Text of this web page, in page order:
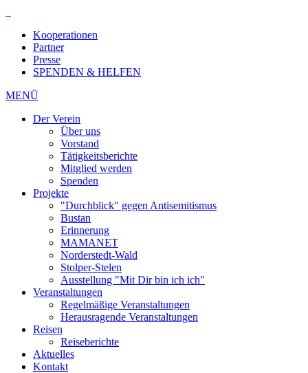
Kooperationen
Partner
Presse
SPENDEN & HELFEN
MENÜ
Der Verein
Über uns
Vorstand
Tätigkeitsberichte
Mitglied werden
Spenden
Projekte
"Durchblick" gegen Antisemitismus
Bustan
Erinnerung
MAMANET
Norderstedt-Wald
Stolper-Stelen
Ausstellung "Mit Dir bin ich ich"
Veranstaltungen
Regelmäßige Veranstaltungen
Herausragende Veranstaltungen
Reisen
Reiseberichte
Aktuelles
Kontakt